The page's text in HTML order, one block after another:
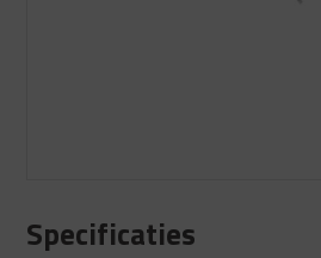
Specificaties